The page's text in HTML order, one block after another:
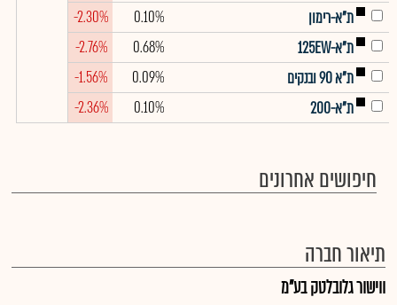
ת"א-רימון
0.10%
-2.30%
ת"א-125EW
0.68%
-2.76%
ת"א 90 ובנקים
0.09%
-1.56%
ת"א-200
0.10%
-2.36%
חיפושים אחרונים
תיאור חברה
ווישור גלובלטק בע"מ